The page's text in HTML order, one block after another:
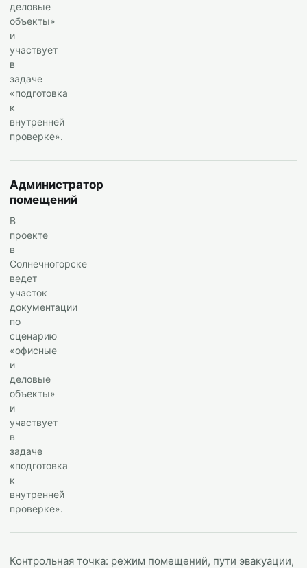
деловые
объекты»
и
участвует
в
задаче
«подготовка
к
внутренней
проверке».
Администратор
помещений
В
проекте
в
Солнечногорске
ведет
участок
документации
по
сценарию
«офисные
и
деловые
объекты»
и
участвует
в
задаче
«подготовка
к
внутренней
проверке».
Контрольная точка: режим помещений, пути эвакуации,